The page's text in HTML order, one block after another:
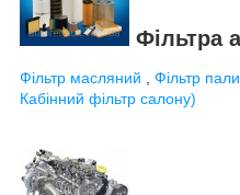
Фільтра
Фільтр масляний Фільтр
Кабінний фільтр салону)